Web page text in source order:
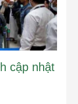
cập nhật